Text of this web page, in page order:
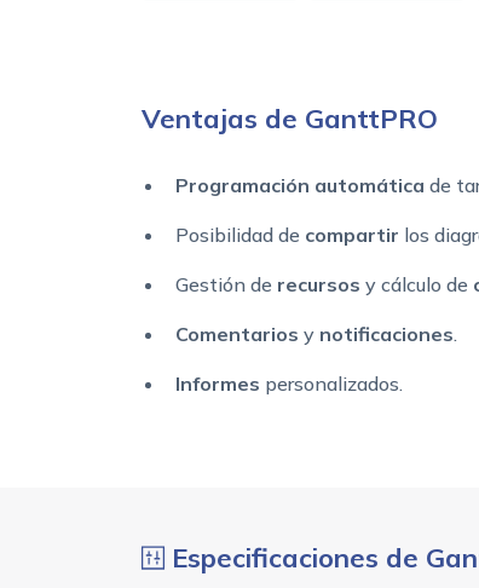
Ventajas de GanttPRO
Programación automática de
Posibilidad de compartir los
Gestión de recursos y cálculo de
Comentarios y notificaciones.
Informes personalizados.
Especificaciones de